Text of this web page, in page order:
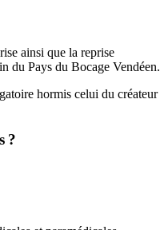
ainsi que la reprise
du Pays du Bocage Vendéen.
hormis celui du créateur
?